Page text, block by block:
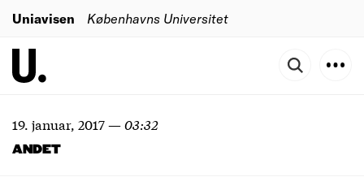
Uniavisen Københavns Universitet
19. januar, 2017—03:32
ANDET